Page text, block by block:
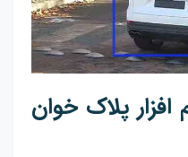
افزار پلاک خوان